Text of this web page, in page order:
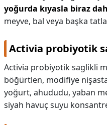
yoğurda kıyasla biraz
meyve, bal veya başka
Activia probiyotik
Activia probiyotik saglikli
böğürtlen, modifiye
yoğurt, ahududu, yaban
siyah havuç suyu